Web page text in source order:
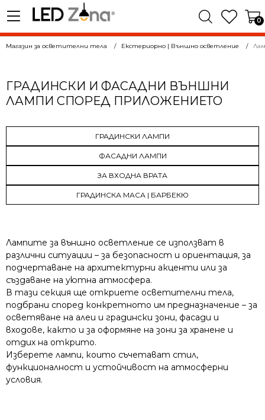
0
Магазин за осветителни тела Екстериорно | Външно осветление
ГРАДИНСКИ И ФАСАДНИ ВЪНШНИ
ЛАМПИ СПОРЕД ПРИЛОЖЕНИЕТО
ГРАДИНСКИ ЛАМПИ
ФАСАДНИ ЛАМПИ
ЗА ВХОДНА ВРАТА
ГРАДИНСКА МАСА | БАРБЕКЮ
Лампите за външно осветление се използват в
различни ситуации – за безопасност и ориентация, за
подчертаване на архитектурни акценти или за
създаване на уютна атмосфера.
В тази секция ще откриете осветителни тела,
подбрани според конкретното им предназначение – за
осветяване на алеи и градински зони, фасади и
входове, както и за оформяне на зони за хранене и
отдих на открито.
Изберете лампи, които съчетават стил,
функционалност и устойчивост на атмосферни
условия.